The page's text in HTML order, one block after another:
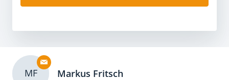
MF Markus Fritsch